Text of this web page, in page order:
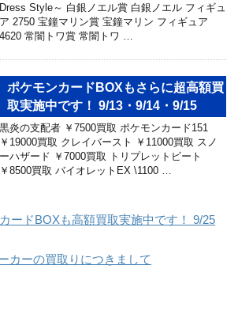
Dress Style～ 白銀ノエル賞 白銀ノエル フィギュ
ア 2750 宝鐘マリン賞 宝鐘マリン フィギュア
4620 常闇トワ賞 常闇トワ …
ポケモンカードBOXもさらに超高額買
取実施中です！ 9/13・9/14・9/15
黒炎の支配者 ￥7500買取 ポケモンカード151
￥19000買取 クレイバースト ￥11000買取 スノ
ーハザード ￥7000買取 トリプレットビート
￥8500買取 バイオレットEX \1100 …
ードBOXも高額買取実施中です！ 9/25
カーの買取りにつきまして